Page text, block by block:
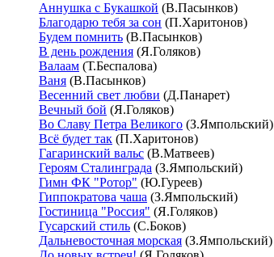
Аннушка с Букашкой (В.Пасынков)
Благодарю тебя за сон (П.Харитонов)
Будем помнить (В.Пасынков)
В день рождения (Я.Голяков)
Валаам (Т.Беспалова)
Ваня (В.Пасынков)
Весенний свет любви (Д.Панарет)
Вечный бой (Я.Голяков)
Во Славу Петра Великого (З.Ямпольский)
Всё будет так (П.Харитонов)
Гагаринский вальс (В.Матвеев)
Героям Сталинграда (З.Ямпольский)
Гимн ФК "Ротор" (Ю.Гуреев)
Гиппократова чаша (З.Ямпольский)
Гостиница "Россия" (Я.Голяков)
Гусарский стиль (С.Боков)
Дальневосточная морская (З.Ямпольский)